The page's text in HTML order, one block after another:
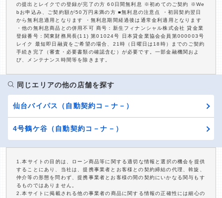
の提出とレイクでの登録が完了の方 60日間無利息 ※初めてのご契約 ※We
bお申込み、ご契約額が50万円未満の方 ■無利息の注意点 ・初回契約翌日
から無利息適用となります ・無利息期間経過後は通常金利適用となります
・他の無利息商品との併用不可 商号：新生フィナンシャル株式会社 貸金業
登録番号：関東財務局長(11) 第01024号 日本貸金業協会会員第000003号
レイク 最短即日融資をご希望の場合、21時（日曜日は18時）までのご契約
手続き完了（審査・必要書類の確認含む）が必要です。一部金融機関およ
び、メンテナンス時間等を除きます。
同じエリアの他の店舗を探す
仙台バイパス（自動契約コ－ナ－）
4号鶴ケ谷（自動契約コ－ナ－）
1.本サイトの目的は、ローン商品等に関する適切な情報と選択の機会を提供
することにあり、当社は、提携事業者とお客様との契約締結の代理、斡旋、
仲介等の形態を問わず、提携事業者とお客様の間の契約にいかなる関与もす
るものではありません。
2.本サイトに掲載される他の事業者の商品に関する情報の正確性には細心の